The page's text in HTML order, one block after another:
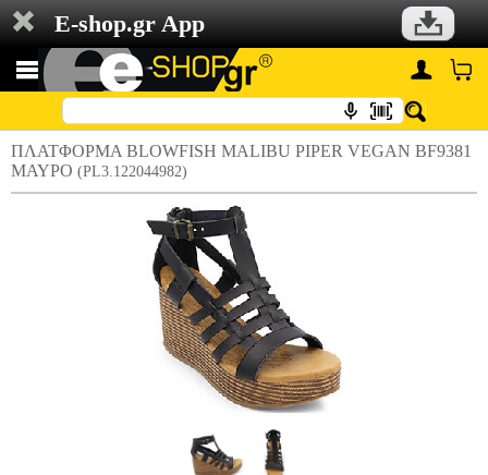
E-shop.gr App
ΠΛΑΤΦΟΡΜΑ BLOWFISH MALIBU PIPER VEGAN BF9381
ΜΑΥΡΟ (PL3.122044982)